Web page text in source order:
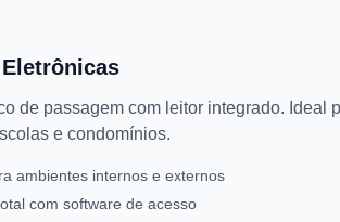
de passagem com leitor integrado. Ideal
e condomínios.
ambientes internos e externos
com software de acesso